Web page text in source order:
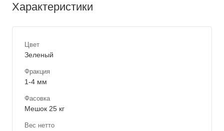
Характеристики
Цвет
Зеленый
Фракция
1-4 мм
Фасовка
Мешок 25 кг
Вес нетто